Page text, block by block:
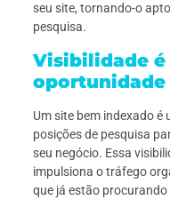
seu site, tornando-o
pesquisa.
Visibilidade é
oportunidade
Um site bem indexado é
posições de pesquisa
seu negócio. Essa
impulsiona o tráfego
que já estão